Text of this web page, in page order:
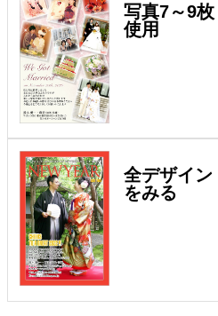
写真7～9枚
使用
全デザイン
をみる